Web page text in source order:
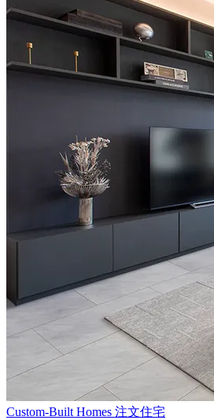
Custom-Built Homes 注文住宅